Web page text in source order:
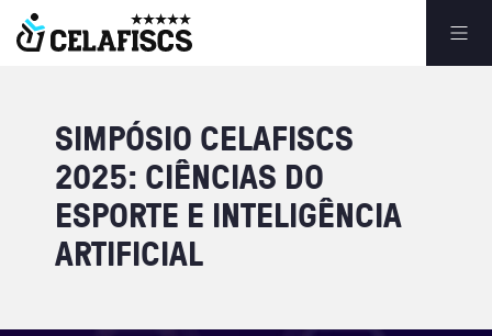
SIMPÓSIO CELAFISCS
2025: CIÊNCIAS DO
ESPORTE E INTELIGÊNCIA
ARTIFICIAL